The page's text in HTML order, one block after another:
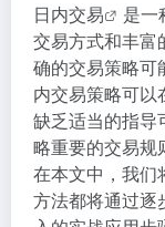
日内交易
是一
交易方式和丰富
确的交易策略可
内交易策略可以
缺乏适当的指导
略重要的交易规
在本文中，我们
方法都将通过逐